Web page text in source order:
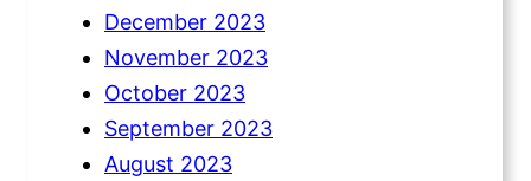
December 2023
November 2023
October 2023
September 2023
August 2023